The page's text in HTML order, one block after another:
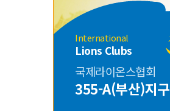
International
Lions Clubs
국제라이온스협회
355-A(부산)지구